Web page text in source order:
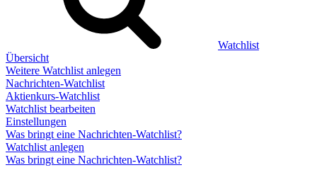
Watchlist
Übersicht
Weitere Watchlist anlegen
Nachrichten-Watchlist
Aktienkurs-Watchlist
Watchlist bearbeiten
Einstellungen
Was bringt eine Nachrichten-Watchlist?
Watchlist anlegen
Was bringt eine Nachrichten-Watchlist?